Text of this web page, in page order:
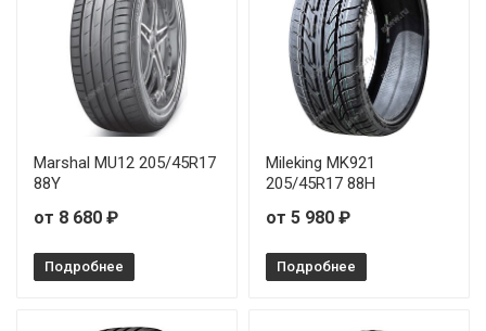
Marshal MU12 205/45R17
88Y
от 8 680 ₽
Подробнее
Mileking MK921
205/45R17 88H
от 5 980 ₽
Подробнее